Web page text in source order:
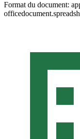
Format du document: